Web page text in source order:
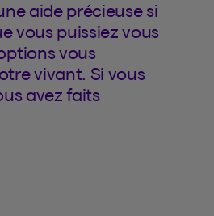
aide précieuse si
vous puissiez vous
vous
vivant. Si vous
avez faits